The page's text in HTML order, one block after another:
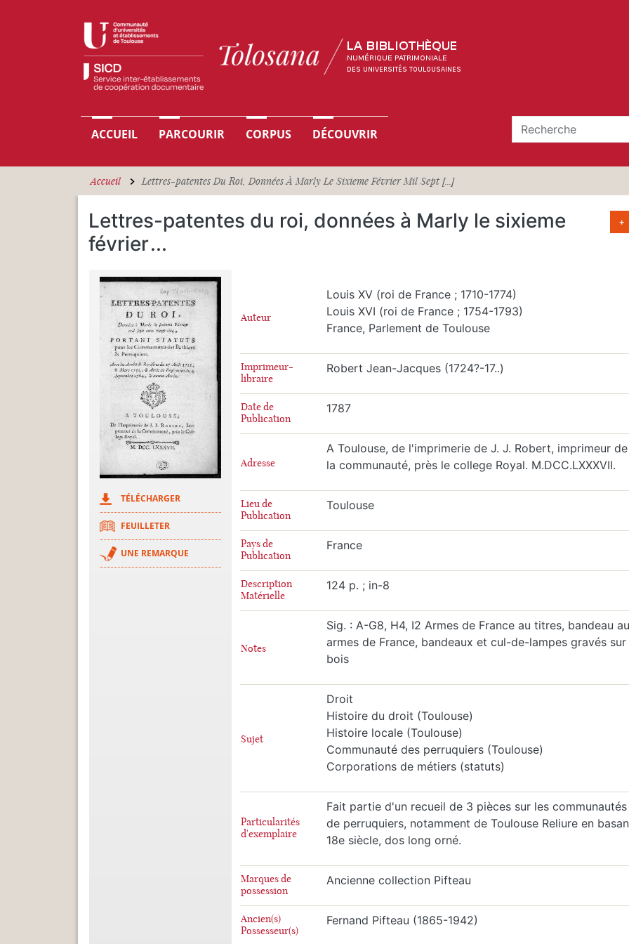
Navigation principale
ACCUEIL PARCOURIR CORPUS DÉCOUVRIR
Accueil Lettres-patentes Du Roi, Données À Marly Le Sixieme Février Mil Sept [...]
Lettres-patentes du roi, données à Marly le sixieme
février...
+
TÉLÉCHARGER
FEUILLETER
UNE REMARQUE
Auteur
Louis XV (roi de France ; 1710-1774)
Louis XVI (roi de France ; 1754-1793)
France, Parlement de Toulouse
Imprimeur-
libraire
Robert Jean-Jacques (1724?-17..)
Date de
Publication
1787
Adresse
A Toulouse, de l'imprimerie de J. J. Robert, imprimeur de
la communauté, près le college Royal. M.DCC.LXXXVII.
Lieu de
Publication
Toulouse
Pays de
Publication
France
Description
Matérielle
124 p. ; in-8
Notes
Sig. : A-G8, H4, I2 Armes de France au titres, bandeau
armes de France, bandeaux et cul-de-lampes gravés sur
bois
Sujet
Droit
Histoire du droit (Toulouse)
Histoire locale (Toulouse)
Communauté des perruquiers (Toulouse)
Corporations de métiers (statuts)
Particularités
d'exemplaire
Fait partie d'un recueil de 3 pièces sur les communautés
de perruquiers, notamment de Toulouse Reliure en
18e siècle, dos long orné.
Marques de
possession
Ancienne collection Pifteau
Ancien(s)
Possesseur(s)
Fernand Pifteau (1865-1942)